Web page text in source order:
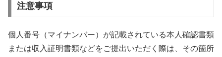
注意事項
個人番号（マイナンバー）が記載されている本人確認書類
または収入証明書類などをご提出いただく際は、その箇所